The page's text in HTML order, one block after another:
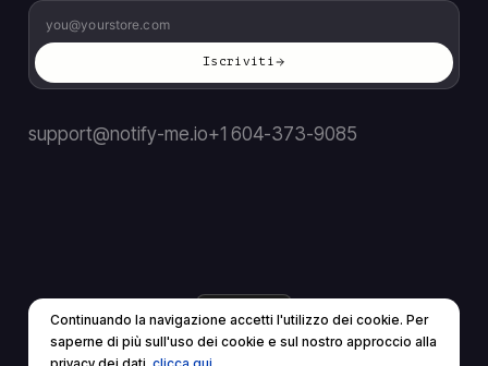
Continuando la navigazione accetti l'utilizzo dei cookie. Per
saperne di più sull'uso dei cookie e sul nostro approccio alla
Iscriviti
support@notify-me.io+1 604-373-9085
© 2026 Tutti i diritti riservati.
Termini di servizio